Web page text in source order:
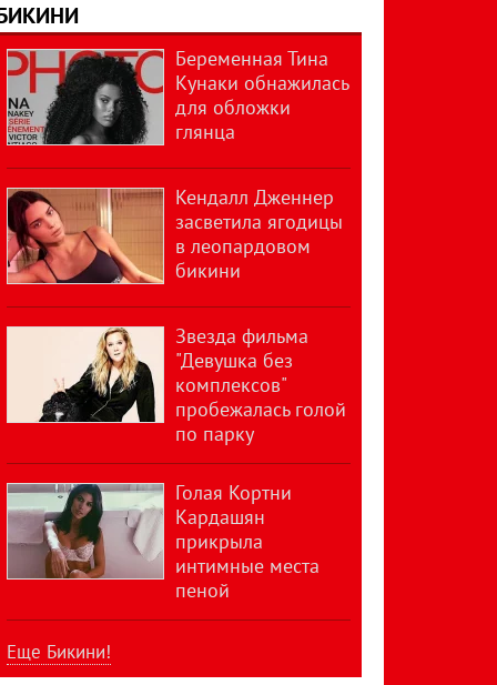
Беременная Тина
Кунаки обнажилась
для обложки
глянца
Кендалл Дженнер
засветила ягодицы
в леопардовом
бикини
Звезда фильма
"Девушка без
комплексов"
пробежалась голой
по парку
Голая Кортни
Кардашян
прикрыла
интимные места
пеной
Еще Бикини!